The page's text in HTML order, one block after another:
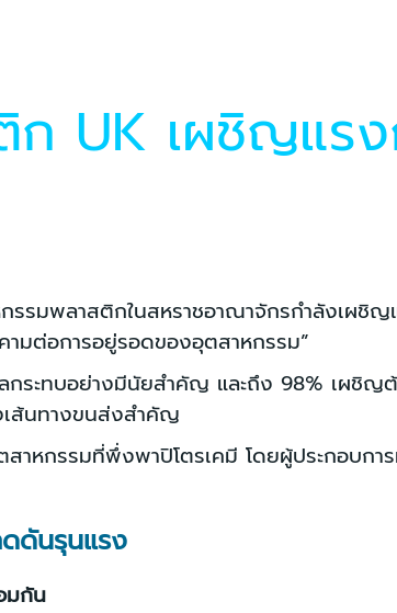
ก UK เผชิญแร
รรมพลาสติกในสหราชอาณาจักรกำลังเผชิ
มต่อการอยู่รอดของอุตสาหกรรม”
ระทบอย่างมีนัยสำคัญ และถึง 98% เผชิ
เส้นทางขนส่งสำคัญ
าหกรรมที่พึ่งพาปิโตรเคมี โดยผู้ประกอบ
ดันรุนแรง
มกัน